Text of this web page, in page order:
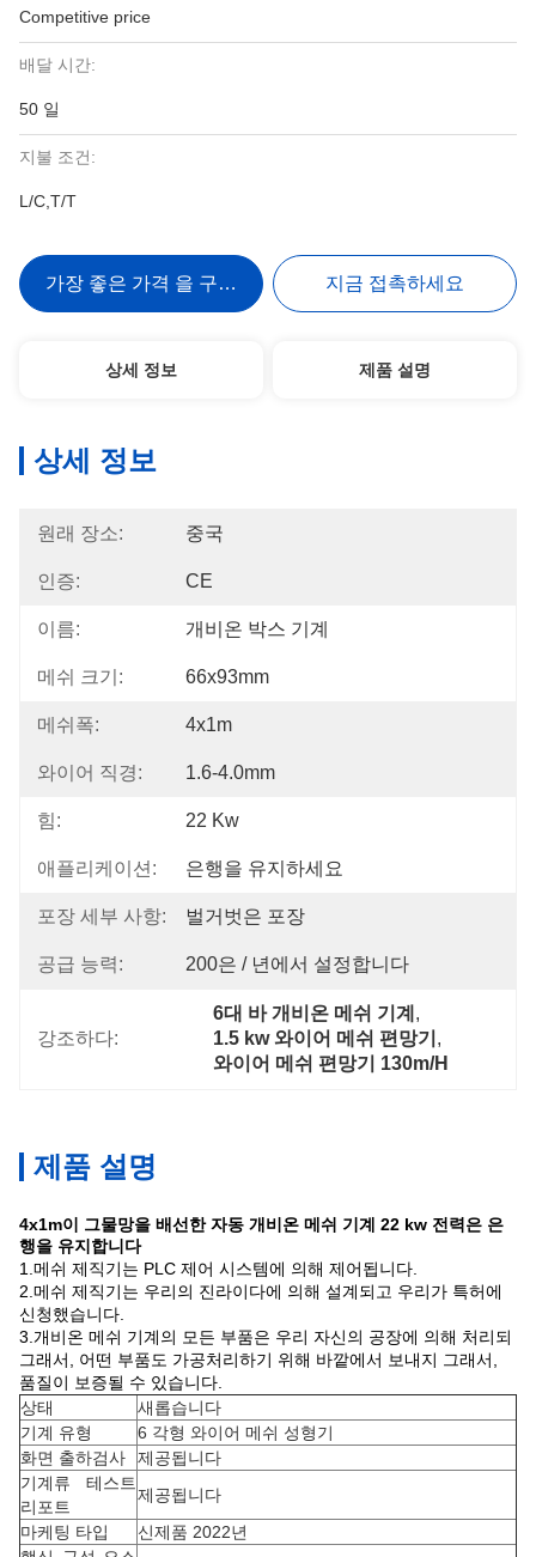
Competitive price
배달 시간:
50 일
지불 조건:
L/C,T/T
가장 좋은 가격 을 구하라 지금 접촉하세요
상세 정보 제품 설명
상세 정보
원래 장소: 중국
인증: CE
이름: 개비온 박스 기계
메쉬 크기: 66x93mm
메쉬폭: 4x1m
와이어 직경: 1.6-4.0mm
힘: 22 Kw
애플리케이션: 은행을 유지하세요
포장 세부 사항: 벌거벗은 포장
공급 능력: 200은 / 년에서 설정합니다
강조하다:
6대 바 개비온 메쉬 기계 ,
1.5 kw 와이어 메쉬 편망기 ,
와이어 메쉬 편망기 130m/H
제품 설명
4x1m이 그물망을 배선한 자동 개비온 메쉬 기계 22 kw 전력은 은
행을 유지합니다
1.메쉬 제직기는 PLC 제어 시스템에 의해 제어됩니다.
2.메쉬 제직기는 우리의 진라이다에 의해 설계되고 우리가 특허에
신청했습니다.
3.개비온 메쉬 기계의 모든 부품은 우리 자신의 공장에 의해 처리되
그래서, 어떤 부품도 가공처리하기 위해 바깥에서 보내지 그래서,
품질이 보증될 수 있습니다.
상태
새롭습니다
기계 유형
6 각형 와이어 메쉬 성형기
화면 출하검사
제공됩니다
기계류 테스트
리포트
제공됩니다
마케팅 타입
신제품 2022년